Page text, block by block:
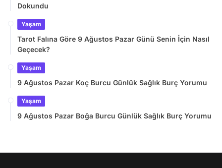
Dokundu
Yaşam
Tarot Falına Göre 9 Ağustos Pazar Günü Senin İçin Nasıl
Geçecek?
Yaşam
9 Ağustos Pazar Koç Burcu Günlük Sağlık Burç Yorumu
Yaşam
9 Ağustos Pazar Boğa Burcu Günlük Sağlık Burç Yorumu